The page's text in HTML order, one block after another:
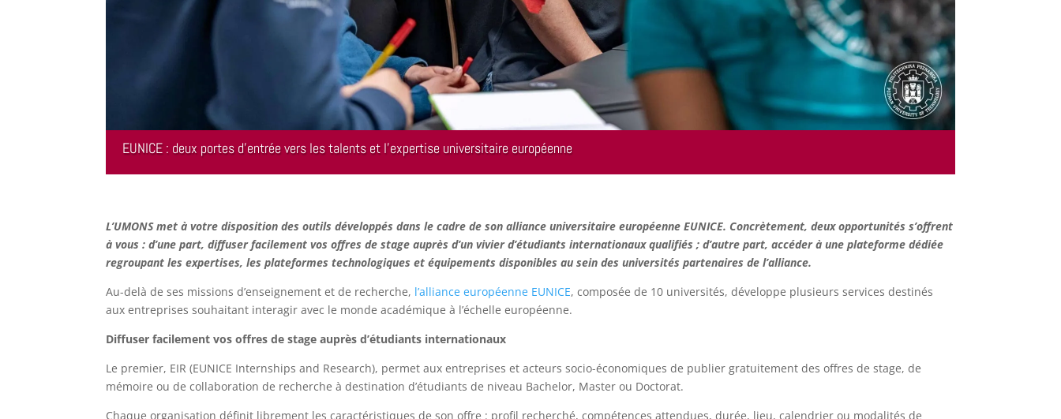
EUNICE : deux portes d’entrée vers les talents et l’expertise universitaire européenne
L’UMONS met à votre disposition des outils développés dans le cadre de son alliance universitaire européenne EUNICE. Concrètement, deux opportunités s’offrent
à vous : d’une part, diffuser facilement vos offres de stage auprès d’un vivier d’étudiants internationaux qualifiés ; d’autre part, accéder à une plateforme dédiée
regroupant les expertises, les plateformes technologiques et équipements disponibles au sein des universités partenaires de l’alliance.
Au-delà de ses missions d’enseignement et de recherche, l’alliance européenne EUNICE, composée de 10 universités, développe plusieurs services destinés
aux entreprises souhaitant interagir avec le monde académique à l’échelle européenne.
Diffuser facilement vos offres de stage auprès d’étudiants internationaux
Le premier, EIR (EUNICE Internships and Research), permet aux entreprises et acteurs socio-économiques de publier gratuitement des offres de stage, de
mémoire ou de collaboration de recherche à destination d’étudiants de niveau Bachelor, Master ou Doctorat.
Chaque organisation définit librement les caractéristiques de son offre : profil recherché, compétences attendues, durée, lieu, calendrier ou modalités de